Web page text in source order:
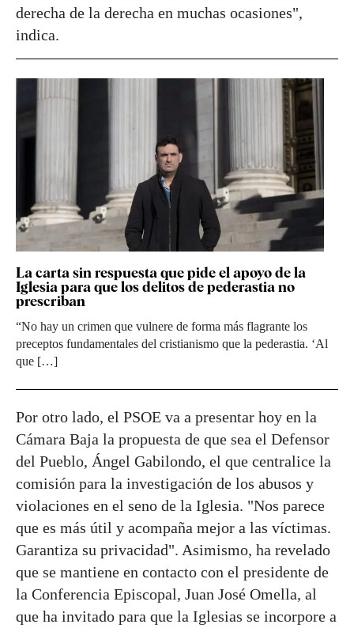
derecha de la derecha en muchas ocasiones",
indica.
La carta sin respuesta que pide el apoyo de la
Iglesia para que los delitos de pederastia no
prescriban
“No hay un crimen que vulnere de forma más flagrante los
preceptos fundamentales del cristianismo que la pederastia. ‘Al
que […]
Por otro lado, el PSOE va a presentar hoy en la
Cámara Baja la propuesta de que sea el Defensor
del Pueblo, Ángel Gabilondo, el que centralice la
comisión para la investigación de los abusos y
violaciones en el seno de la Iglesia. "Nos parece
que es más útil y acompaña mejor a las víctimas.
Garantiza su privacidad". Asimismo, ha revelado
que se mantiene en contacto con el presidente de
la Conferencia Episcopal, Juan José Omella, al
que ha invitado para que la Iglesias se incorpore a